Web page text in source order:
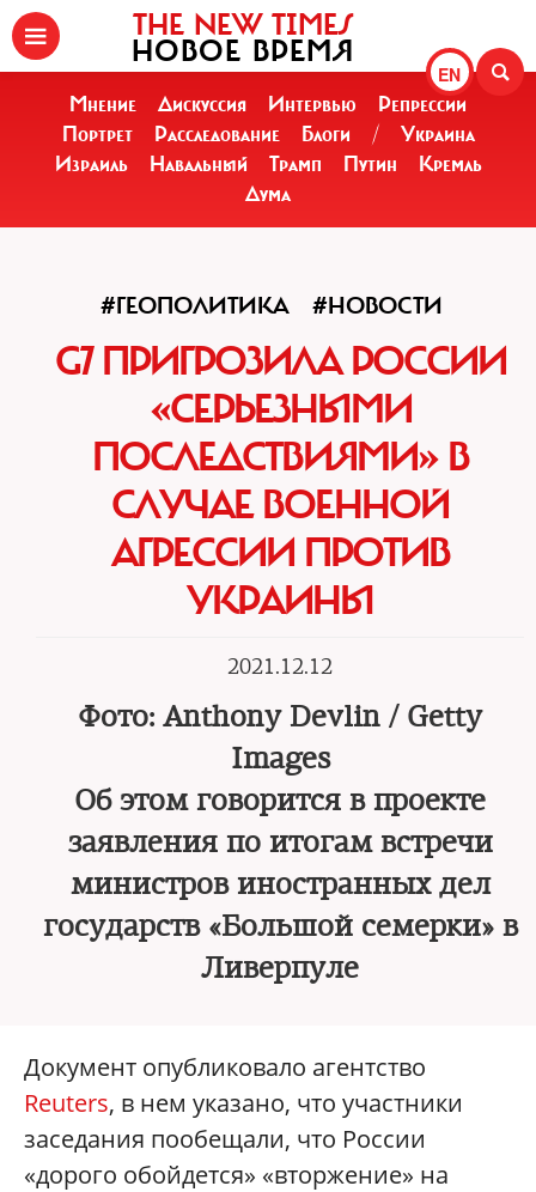
EN
THE NEW TIMES
НОВОЕ ВРЕМЯ
Мнение Дискуссия Интервью
Репрессии
Портрет
Расследование Блоги /
Украина
Израиль
Навальный Трамп Путин
Кремль
Дума
#ГЕОПОЛИТИКА #НОВОСТИ
G7 ПРИГРОЗИЛА РОССИИ
«СЕРЬЕЗНЫМИ
ПОСЛЕДСТВИЯМИ» В
СЛУЧАЕ ВОЕННОЙ
АГРЕССИИ ПРОТИВ
УКРАИНЫ
2021.12.12
Фото: Anthony Devlin / Getty
Images
Об этом говорится в проекте
заявления по итогам встречи
министров иностранных дел
государств «Большой семерки» в
Ливерпуле
Документ опубликовало агентство
Reuters, в нем указано, что участники
заседания пообещали, что России
«дорого обойдется» «вторжение» на